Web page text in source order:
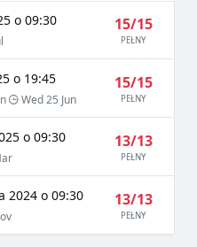
o 09:30 15/15
PEŁNY
o 19:45
Wed 25 Jun
15/15
PEŁNY
o 09:30 13/13
PEŁNY
2024 o 09:30 13/13
PEŁNY